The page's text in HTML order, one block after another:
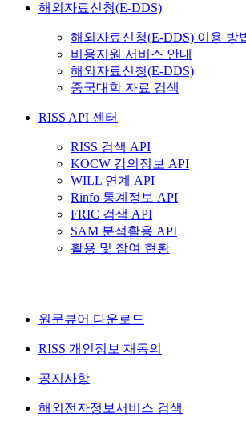
해외자료신청(E-DDS)
해외자료신청(E-DDS) 이용 방
비용지원 서비스 안내
해외자료신청(E-DDS)
중국대학 자료 검색
RISS API 센터
RISS 검색 API
KOCW 강의정보 API
WILL 연계 API
Rinfo 통계정보 API
FRIC 검색 API
SAM 분석활용 API
활용 및 참여 현황
원문뷰어 다운로드
RISS 개인정보 재동의
공지사항
해외전자정보서비스 검색